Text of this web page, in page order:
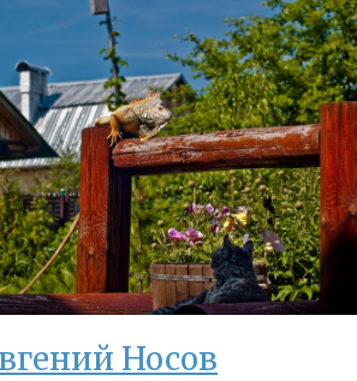
Носов